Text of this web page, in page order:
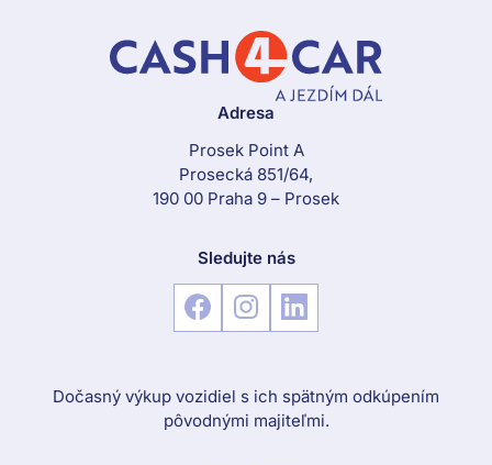
Adresa
Prosek Point A
Prosecká 851/64,
190 00 Praha 9 – Prosek
Sledujte nás
Dočasný výkup vozidiel s ich spätným odkúpením
pôvodnými majiteľmi.